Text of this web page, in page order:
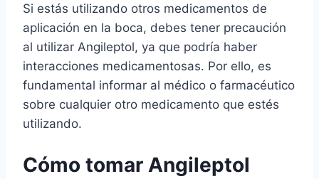
Si estás utilizando otros medicamentos de
aplicación en la boca, debes tener precaución
al utilizar Angileptol, ya que podría haber
interacciones medicamentosas. Por ello, es
fundamental informar al médico o farmacéutico
sobre cualquier otro medicamento que estés
utilizando.
Cómo tomar Angileptol